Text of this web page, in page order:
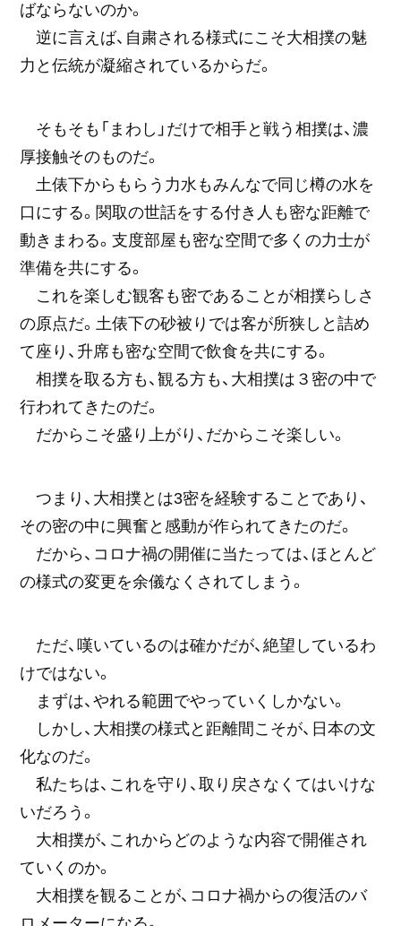
ばならないのか。
逆に言えば、自粛される様式にこそ大相撲の魅
力と伝統が凝縮されているからだ。
そもそも「まわし」だけで相手と戦う相撲は、濃
厚接触そのものだ。
土俵下からもらう力水もみんなで同じ樽の水を
口にする。関取の世話をする付き人も密な距離で
動きまわる。支度部屋も密な空間で多くの力士が
準備を共にする。
これを楽しむ観客も密であることが相撲らしさ
の原点だ。土俵下の砂被りでは客が所狭しと詰め
て座り、升席も密な空間で飲食を共にする。
相撲を取る方も、観る方も、大相撲は３密の中で
行われてきたのだ。
だからこそ盛り上がり、だからこそ楽しい。
つまり、大相撲とは3密を経験することであり、
その密の中に興奮と感動が作られてきたのだ。
だから、コロナ禍の開催に当たっては、ほとんど
の様式の変更を余儀なくされてしまう。
ただ、嘆いているのは確かだが、絶望しているわ
けではない。
まずは、やれる範囲でやっていくしかない。
しかし、大相撲の様式と距離間こそが、日本の文
化なのだ。
私たちは、これを守り、取り戻さなくてはいけな
いだろう。
大相撲が、これからどのような内容で開催され
ていくのか。
大相撲を観ることが、コロナ禍からの復活のバ